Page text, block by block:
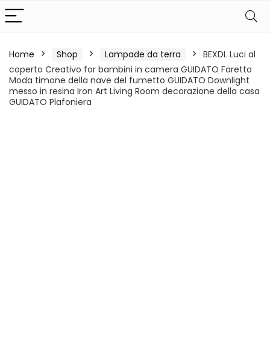
Home Shop Lampade da terra
BEXDL Luci al
coperto Creativo for bambini in camera GUIDATO Faretto
Moda timone della nave del fumetto GUIDATO Downlight
messo in resina Iron Art Living Room decorazione della casa
GUIDATO Plafoniera